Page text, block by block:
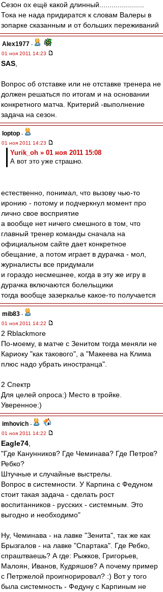
Сезон ох ещё какой длинный......................
Тока не нада придиратся к словам Валеры в
зопарке сказанным и от больших переживаний
Alex1977 -
01 ноя 2011 14:23
SAS
Вопрос об отставке или не отставке тренера не
должен решаться по итогам и на основании
конкретного матча. Критерий -выполнение
задача на сезон.
loptop -
01 ноя 2011 14:23
Yurik_oh » 01 ноя 2011 15:08
А вот это уже страшно.
естественно, понимал, что вызову чью-то
иронию - потому и подчеркнул момент про
лично свое восприятие
а вообще нет ничего смешного в том, что
главный тренер команды сначала на
официальном сайте дает конкретное
обещание, а потом играет в дурачка - мол,
журналисты все придумали
и гораздо несмешнее, когда в эту же игру в
дурачка включаются болельщики
тогда вообще зазеркалье какое-то получается
mib83 -
01 ноя 2011 14:22
2 Rblackmore
По-моему, в матче с Зенитом тогда меняли не
Кариоку "как такового", а "Макеева на Клима
плюс надо убрать иностранца".
2 Спектр
Для целей опроса:) Место в тройке.
Уверенное:)
imhovich -
01 ноя 2011 14:22
Eagle74
"Где Канунников? Где Чеминава? Где Петров?
Ребко?
Штучные и случайные выстрелы.
Вопрос в системности. У Карпина с Федуном
стоит такая задача - сделать рост
воспитанников - русских - системным. Это
выгодно и необходимо"
Ну, Чеминава - на лавке "Зенита", так же как
Брызгалов - на лавке "Спартака". Где Ребко,
спраштваешь? А где: Рыжков, Григорьев,
Малоян, Иванов, Кудряшов? А почему пример
с Петржелой проигнорировал? :) Вот у того
была системность - Федуну с Карпиным не